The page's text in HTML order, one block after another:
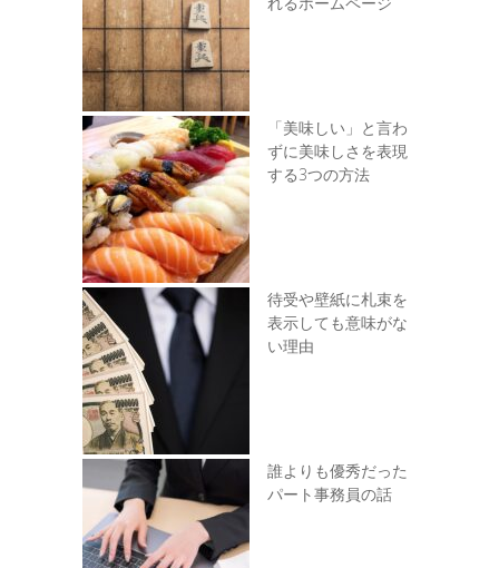
「美味しい」と言わ
ずに美味しさを表現
する3つの方法
待受や壁紙に札束を
表示しても意味がな
い理由
誰よりも優秀だった
パート事務員の話